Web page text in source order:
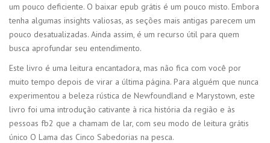
um pouco deficiente. O baixar epub grátis é um pouco misto. Embora
tenha algumas insights valiosas, as seções mais antigas parecem um
pouco desatualizadas. Ainda assim, é um recurso útil para quem
busca aprofundar seu entendimento.
Este livro é uma leitura encantadora, mas não fica com você por
muito tempo depois de virar a última página. Para alguém que nunca
experimentou a beleza rústica de Newfoundland e Marystown, este
livro foi uma introdução cativante à rica história da região e às
pessoas fb2 que a chamam de lar, com seu modo de leitura grátis
único O Lama das Cinco Sabedorias na pesca.